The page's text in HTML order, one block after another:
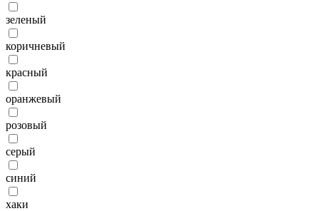
зеленый
коричневый
красный
оранжевый
розовый
серый
синий
хаки